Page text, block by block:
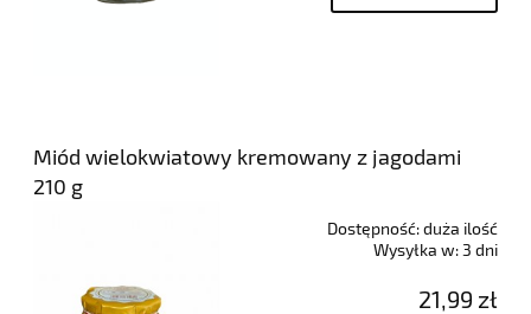
Miód wielokwiatowy kremowany z jagodami
210 g
Dostępność:duża ilość
Wysyłka w: 3 dni
21,99 zł